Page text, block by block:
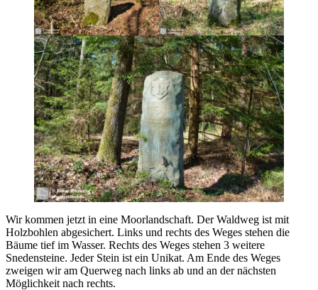
Wir kommen jetzt in eine Moorlandschaft. Der Waldweg ist mit
Holzbohlen abgesichert. Links und rechts des Weges stehen die
Bäume tief im Wasser. Rechts des Weges stehen 3 weitere
Snedensteine. Jeder Stein ist ein Unikat. Am Ende des Weges
zweigen wir am Querweg nach links ab und an der nächsten
Möglichkeit nach rechts.